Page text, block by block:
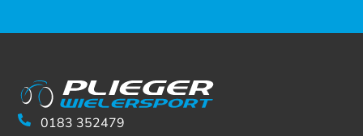
0183 352479